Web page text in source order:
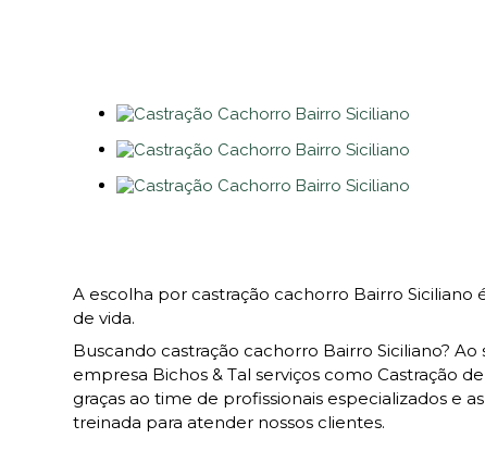
A escolha por castração cachorro Bairro
de vida.
Buscando castração cachorro Bairro Siciliano?
empresa Bichos & Tal serviços como Castração
graças ao time de profissionais especializados e
treinada para atender nossos clientes.